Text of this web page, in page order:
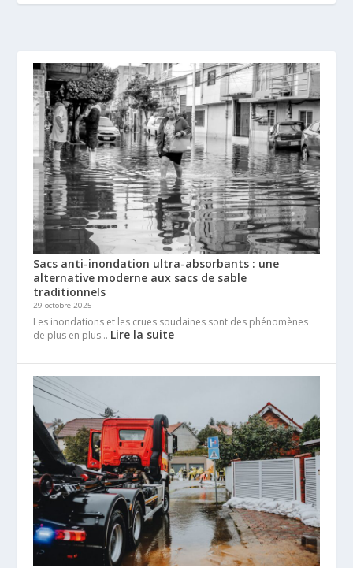
Sacs anti-inondation ultra-absorbants : une
alternative moderne aux sacs de sable
traditionnels
29 octobre 2025
Les inondations et les crues soudaines sont des phénomènes
de plus en plus… Lire la suite